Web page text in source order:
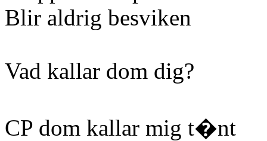
Blir aldrig besviken
Vad kallar dom dig?
CP dom kallar mig t�nt